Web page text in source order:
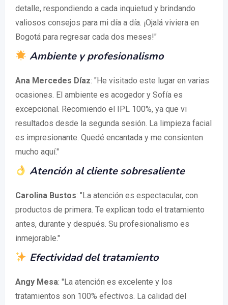
detalle, respondiendo a cada inquietud y brindando
valiosos consejos para mi día a día. ¡Ojalá viviera en
Bogotá para regresar cada dos meses!"
Ambiente y profesionalismo
Ana Mercedes Díaz: "He visitado este lugar en varias
ocasiones. El ambiente es acogedor y Sofía es
excepcional. Recomiendo el IPL 100%, ya que vi
resultados desde la segunda sesión. La limpieza facial
es impresionante. Quedé encantada y me consienten
mucho aquí."
Atención al cliente sobresaliente
Carolina Bustos: "La atención es espectacular, con
productos de primera. Te explican todo el tratamiento
antes, durante y después. Su profesionalismo es
inmejorable."
Efectividad del tratamiento
Angy Mesa: "La atención es excelente y los
tratamientos son 100% efectivos. La calidad del